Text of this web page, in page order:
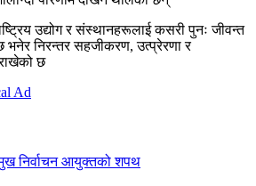
उद्योग र संस्थानहरूलाई कसरी पुनः जीवन्त
भनेर निरन्तर सहजीकरण, उत्प्रेरणा र
छ